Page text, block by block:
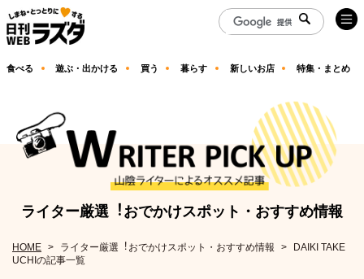
食べる 遊ぶ・出かける 買う 暮らす 新しいお店 特集・まとめ
ライター厳選︕おでかけスポット・おすすめ情報
HOME ライター厳選︕おでかけスポット・おすすめ情報
DAIKI TAKE
UCHIの記事一覧